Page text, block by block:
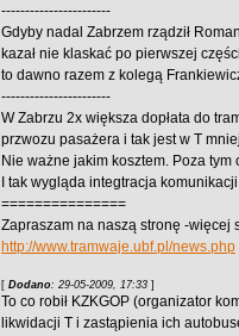
-----------------------
Gdyby nadal Zabrzem rządził
kazał nie klaskać po pierwszej
to dawno razem z kolegą
-----------------------
W Zabrzu 2x większa dopłata do
przwozu pasażera i tak jest w T
Nie ważne jakim kosztem. Poza
I tak wygląda integtracja
===============
Zapraszam na naszą stronę -więcej
http://www.tramwaje.ubf.pl/news.php
[ Dodano: 29-05-2009, 17:33 ]
To co robił KZKGOP (organizator
likwidacji T i zastąpienia ich